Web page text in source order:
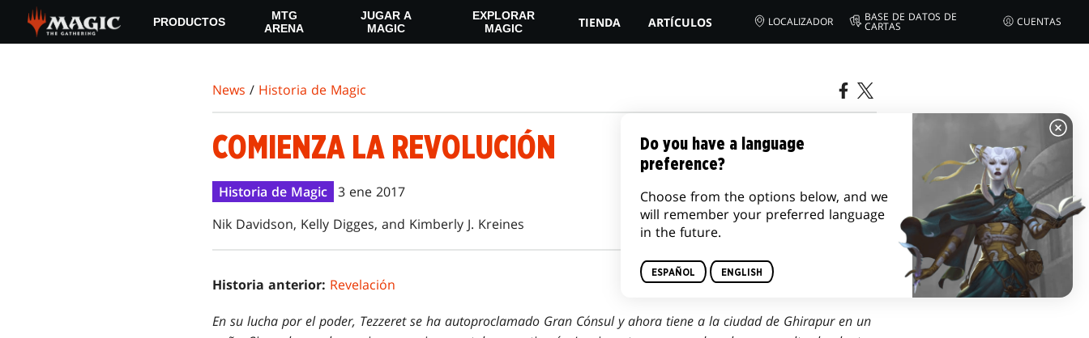
main
PRODUCTOS
MTG
ARENA
JUGAR A
MAGIC
EXPLORAR
MAGIC
TIENDA ARTÍCULOS LOCALIZADOR BASE DE DATOS DE
CARTAS CUENTAS
News / Historia de Magic
COMIENZA LA REVOLUCIÓN
Historia de Magic 3 ene 2017
Nik Davidson, Kelly Digges, and Kimberly J. Kreines
Historia anterior: Revelación
En su lucha por el poder, Tezzeret se ha autoproclamado Gran Cónsul y ahora tiene a la ciudad de Ghirapur en un
Do you have a language
preference?
Choose from the options below, and we
will remember your preferred language
in the future.
ESPAÑOL ENGLISH